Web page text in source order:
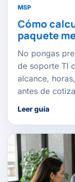
MSP
Cómo
paquete
No pongas
de soporte TI
alcance,
antes de
Leer guía